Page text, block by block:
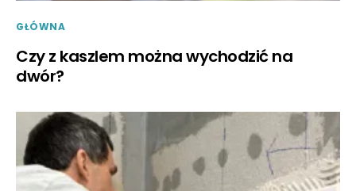
GŁÓWNA
Czy z kaszlem można wychodzić na
dwór?